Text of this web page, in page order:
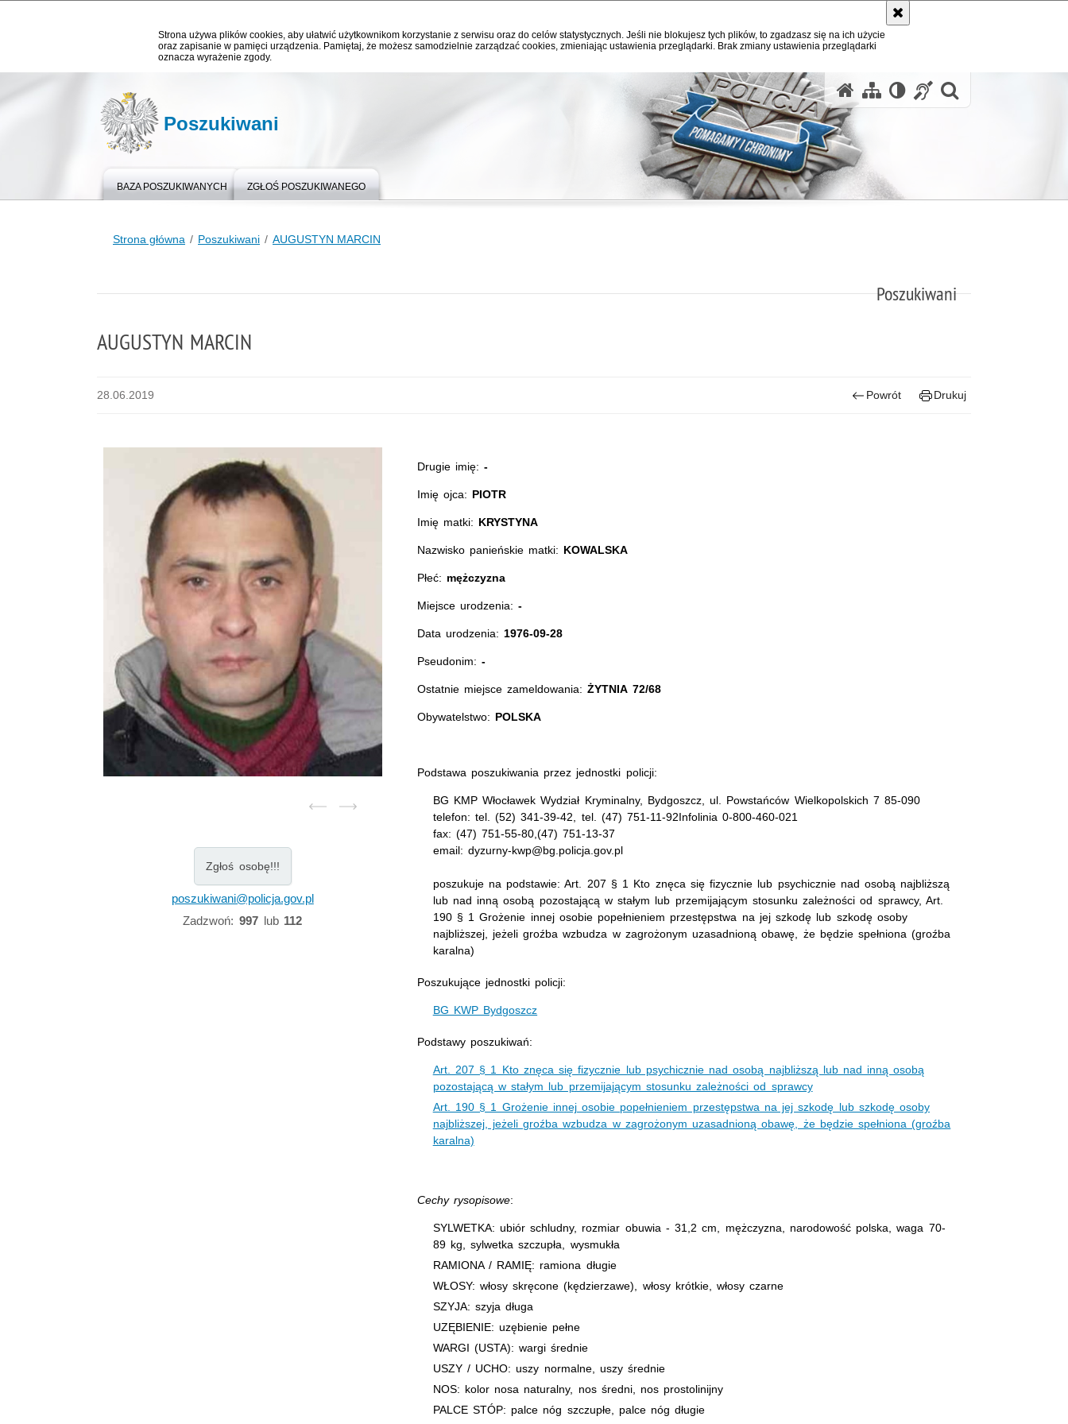
Strona używa plików cookies, aby ułatwić użytkownikom korzystanie z serwisu oraz do celów statystycznych. Jeśli nie blokujesz tych plików, to zgadzasz się na ich użycie
oraz zapisanie w pamięci urządzenia. Pamiętaj, że możesz samodzielnie zarządzać cookies, zmieniając ustawienia przeglądarki. Brak zmiany ustawienia przeglądarki
oznacza wyrażenie zgody.
Poszukiwani
BAZA POSZUKIWANYCH ZGŁOŚ POSZUKIWANEGO
Strona główna Poszukiwani AUGUSTYN MARCIN
Poszukiwani
AUGUSTYN MARCIN
28.06.2019 Powrót Drukuj
Zgłoś osobę!!!
poszukiwani@policja.gov.pl
Zadzwoń: 997lub 112
Drugie imię:-
Imię ojca: PIOTR
Imię matki: KRYSTYNA
Nazwisko panieńskie matki: KOWALSKA
Płeć: mężczyzna
Miejsce urodzenia:-
Data urodzenia: 1976-09-28
Pseudonim: -
Ostatnie miejsce zameldowania:ŻYTNIA 72/68
Obywatelstwo: POLSKA
Podstawa poszukiwania przez jednostki policji:
BG KMP Włocławek Wydział Kryminalny, Bydgoszcz, ul. Powstańców Wielkopolskich 7 85-090
telefon: tel. (52) 341-39-42, tel. (47) 751-11-92Infolinia 0-800-460-021
fax: (47) 751-55-80,(47) 751-13-37
email: dyzurny-kwp@bg.policja.gov.pl
poszukuje na podstawie: Art. 207 § 1 Kto znęca się fizycznie lub psychicznie nad osobą najbliższą
lub nad inną osobą pozostającą w stałym lub przemijającym stosunku zależności od sprawcy, Art.
190 § 1 Grożenie innej osobie popełnieniem przestępstwa na jej szkodę lub szkodę osoby
najbliższej, jeżeli groźba wzbudza w zagrożonym uzasadnioną obawę, że będzie spełniona (groźba
karalna)
Poszukujące jednostki policji:
BG KWP Bydgoszcz
Podstawy poszukiwań:
Art. 207 § 1 Kto znęca się fizycznie lub psychicznie nad osobą najbliższą lub nad inną osobą
pozostającą w stałym lub przemijającym stosunku zależności od sprawcy
Art. 190 § 1 Grożenie innej osobie popełnieniem przestępstwa na jej szkodę lub szkodę osoby
najbliższej, jeżeli groźba wzbudza w zagrożonym uzasadnioną obawę, że będzie spełniona (groźba
karalna)
Cechy rysopisowe:
SYLWETKA: ubiór schludny, rozmiar obuwia - 31,2 cm, mężczyzna, narodowość polska, waga 70-
89 kg, sylwetka szczupła, wysmukła
RAMIONA / RAMIĘ: ramiona długie
WŁOSY: włosy skręcone (kędzierzawe), włosy krótkie, włosy czarne
SZYJA: szyja długa
UZĘBIENIE: uzębienie pełne
WARGI (USTA): wargi średnie
USZY / UCHO: uszy normalne, uszy średnie
NOS: kolor nosa naturalny, nos średni, nos prostolinijny
PALCE STÓP: palce nóg szczupłe, palce nóg długie